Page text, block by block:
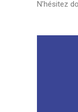
N’hésitez